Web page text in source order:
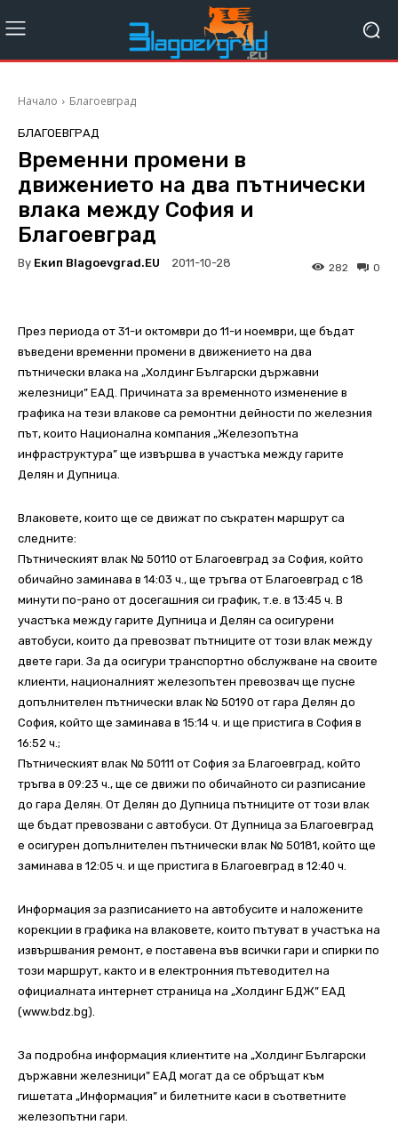
Начало Благоевград
БЛАГОЕВГРАД
Временни промени в
движението на два пътнически
влака между София и
Благоевград
By Екип Blagoevgrad.EU 2011-10-28 0
282
През периода от 31-и октомври до 11-и ноември, ще бъдат
въведени временни промени в движението на два
пътнически влака на „Холдинг Български държавни
железници” ЕАД. Причината за временното изменение в
графика на тези влакове са ремонтни дейности по железния
път, които Национална компания „Железопътна
инфраструктура” ще извършва в участъка между гарите
Делян и Дупница.
Влаковете, които ще се движат по съкратен маршрут са
следните:
Пътническият влак № 50110 от Благоевград за София, който
обичайно заминава в 14:03 ч., ще тръгва от Благоевград с 18
минути по-рано от досегашния си график, т.е. в 13:45 ч. В
участъка между гарите Дупница и Делян са осигурени
автобуси, които да превозват пътниците от този влак между
двете гари. За да осигури транспортно обслужване на своите
клиенти, националният железопътен превозвач ще пусне
допълнителен пътнически влак № 50190 от гара Делян до
София, който ще заминава в 15:14 ч. и ще пристига в София в
16:52 ч.;
Пътническият влак № 50111 от София за Благоевград, който
тръгва в 09:23 ч., ще се движи по обичайното си разписание
до гара Делян. От Делян до Дупница пътниците от този влак
ще бъдат превозвани с автобуси. От Дупница за Благоевград
е осигурен допълнителен пътнически влак № 50181, който ще
заминава в 12:05 ч. и ще пристига в Благоевград в 12:40 ч.
Информация за разписанието на автобусите и наложените
корекции в графика на влаковете, които пътуват в участъка на
извършвания ремонт, е поставена във всички гари и спирки по
този маршрут, както и в електронния пътеводител на
официалната интернет страница на „Холдинг БДЖ” ЕАД
(www.bdz.bg).
За подробна информация клиентите на „Холдинг Български
държавни железници” ЕАД могат да се обръщат към
гишетата „Информация” и билетните каси в съответните
железопътни гари.